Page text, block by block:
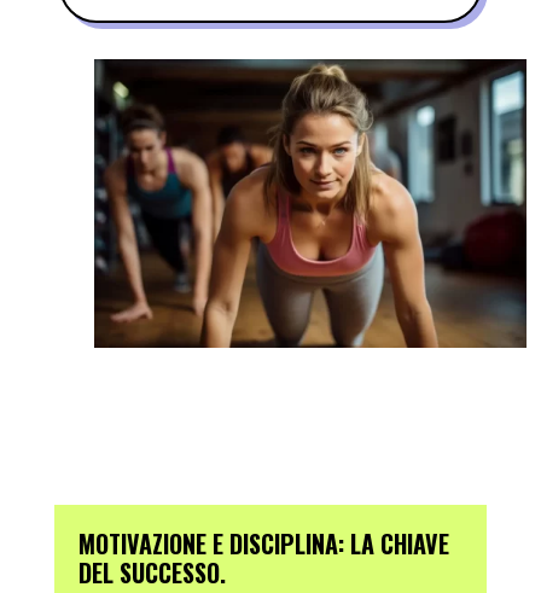
MOTIVAZIONE E DISCIPLINA: LA CHIAVE
DEL SUCCESSO.